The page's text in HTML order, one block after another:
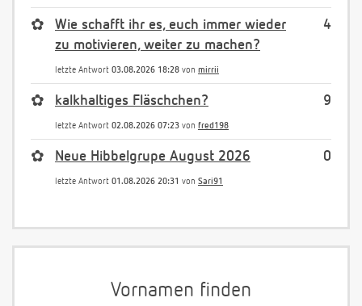
4
✿
Wie schafft ihr es, euch immer wieder
zu motivieren, weiter zu machen?
letzte Antwort 03.08.2026 18:28 von mirrii
9
✿ kalkhaltiges Fläschchen?
letzte Antwort 02.08.2026 07:23 von fred198
0
✿ Neue Hibbelgrupe August 2026
letzte Antwort 01.08.2026 20:31 von Sari91
Vornamen finden